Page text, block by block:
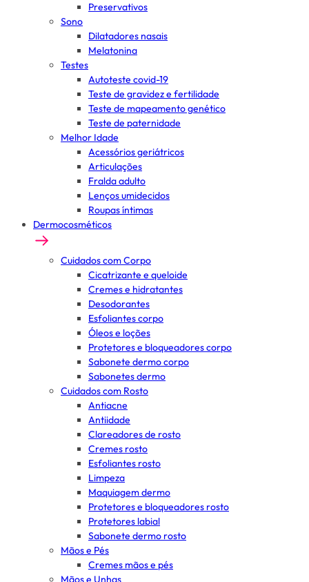
Preservativos
Sono
Dilatadores nasais
Melatonina
Testes
Autoteste covid-19
Teste de gravidez e fertilidade
Teste de mapeamento genético
Teste de paternidade
Melhor Idade
Acessórios geriátricos
Articulações
Fralda adulto
Lenços umidecidos
Roupas íntimas
Dermocosméticos
Cuidados com Corpo
Cicatrizante e queloide
Cremes e hidratantes
Desodorantes
Esfoliantes corpo
Óleos e loções
Protetores e bloqueadores corpo
Sabonete dermo corpo
Sabonetes dermo
Cuidados com Rosto
Antiacne
Antiidade
Clareadores de rosto
Cremes rosto
Esfoliantes rosto
Limpeza
Maquiagem dermo
Protetores e bloqueadores rosto
Protetores labial
Sabonete dermo rosto
Mãos e Pés
Cremes mãos e pés
Mãos e Unhas